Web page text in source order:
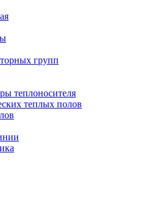
групп
теплоносителя
теплых полов